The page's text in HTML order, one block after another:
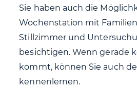
Sie haben auch die
Wochenstation mit
Stillzimmer und
besichtigen. Wenn gerade
kommt, können Sie auch
kennenlernen.